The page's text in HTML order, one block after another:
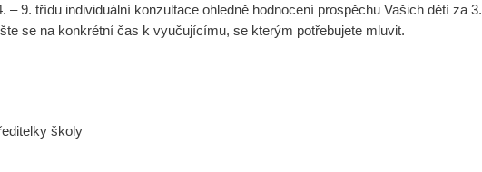
– 9. třídu individuální konzultace ohledně hodnocení prospěchu Vašich dětí za 3.
se na konkrétní čas k vyučujícímu, se kterým potřebujete mluvit.
školy